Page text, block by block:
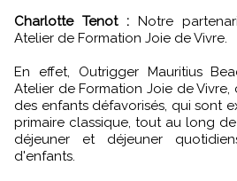
Charlotte Tenot : Notre
Atelier de Formation Joie de Vivre.
En effet, Outrigger Mauritius
Atelier de Formation Joie de Vivre,
des enfants défavorisés, qui sont
primaire classique, tout au long
déjeuner et déjeuner
d'enfants.